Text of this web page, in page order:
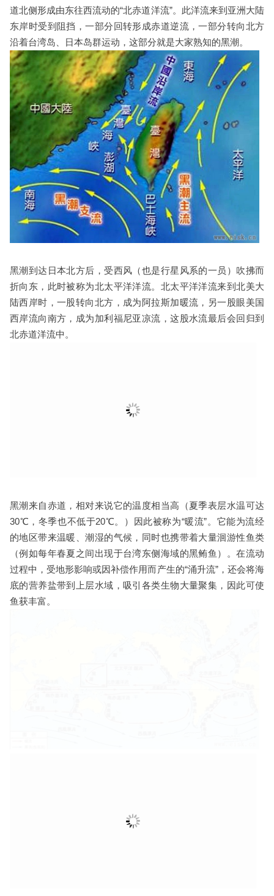
道北侧形成由东往西流动的“北赤道洋流”。此洋流来到亚洲大陆
东岸时受到阻挡，一部分回转形成赤道逆流，一部分转向北方
沿着台湾岛、日本岛群运动，这部分就是大家熟知的黑潮。
黑潮到达日本北方后，受西风（也是行星风系的一员）吹拂而
折向东，此时被称为北太平洋洋流。北太平洋洋流来到北美大
陆西岸时，一股转向北方，成为阿拉斯加暖流，另一股眼美国
西岸流向南方，成为加利福尼亚凉流，这股水流最后会回归到
北赤道洋流中。
黑潮来自赤道，相对来说它的温度相当高（夏季表层水温可达
30℃，冬季也不低于20℃。）因此被称为“暖流”。它能为流经
的地区带来温暖、潮湿的气候，同时也携带着大量洄游性鱼类
（例如每年春夏之间出现于台湾东侧海域的黑鲔鱼）。在流动
过程中，受地形影响或因补偿作用而产生的“涌升流”，还会将海
底的营养盐带到上层水域，吸引各类生物大量聚集，因此可使
鱼获丰富。